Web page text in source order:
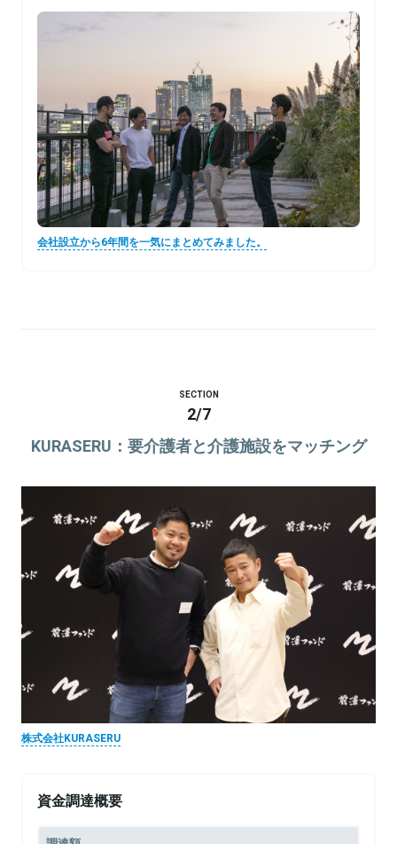
会社設立から6年間を一気にまとめてみました。
SECTION
2/7
KURASERU：要介護者と介護施設をマッチング
株式会社KURASERU
資金調達概要